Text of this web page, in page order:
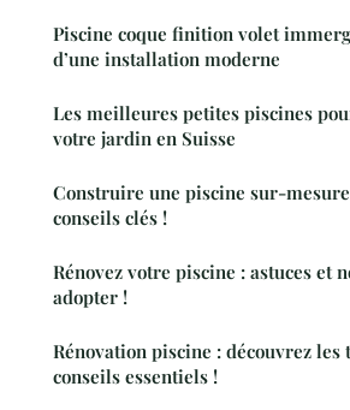
Piscine coque finition volet
d’une installation moderne
Les meilleures petites piscines
votre jardin en Suisse
Construire une piscine sur-
conseils clés !
Rénovez votre piscine : astuces et
adopter !
Rénovation piscine : découvrez les
conseils essentiels !